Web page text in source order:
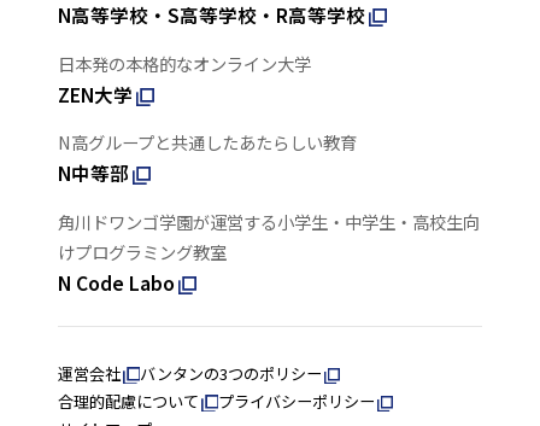
N高等学校・S高等学校・R高等学校
日本発の本格的なオンライン大学
ZEN大学
N高グループと共通したあたらしい教育
N中等部
角川ドワンゴ学園が運営する小学生・中学生・高校生向
けプログラミング教室
N Code Labo
運営会社
バンタンの3つのポリシー
合理的配慮について
プライバシーポリシー